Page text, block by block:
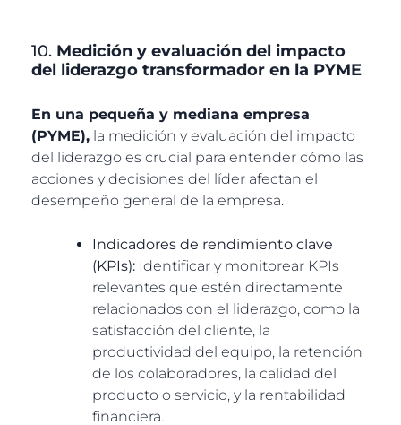
10. Medición y evaluación del impacto
del liderazgo transformador en la PYME
En una pequeña y mediana empresa
(PYME), la medición y evaluación del impacto
del liderazgo es crucial para entender cómo las
acciones y decisiones del líder afectan el
desempeño general de la empresa.
Indicadores de rendimiento clave
(KPIs): Identificar y monitorear KPIs
relevantes que estén directamente
relacionados con el liderazgo, como la
satisfacción del cliente, la
productividad del equipo, la retención
de los colaboradores, la calidad del
producto o servicio, y la rentabilidad
financiera.